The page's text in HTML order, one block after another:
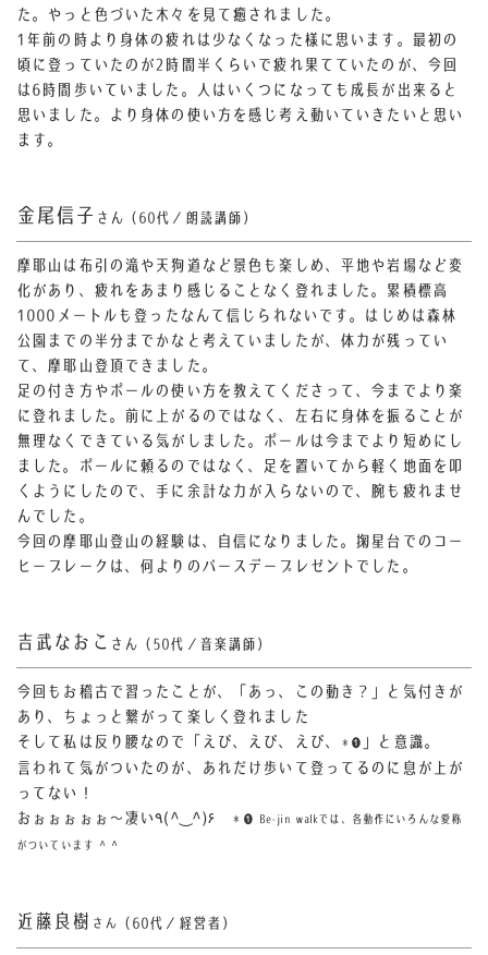
た。やっと色づいた木々を見て癒されました。
1年前の時より身体の疲れは少なくなった様に思います。 最初の
頃に登っていたのが2時間半くらいで疲れ果てていたのが、今回
は6時間歩いていました。
人はいくつになっても成長が出来ると
思いました。より身体の使い方を感じ考え動いていきたいと思い
ます。
金尾信子 さん（60代／朗読講師）
摩耶山は布引の滝や天狗道など景色も楽しめ、平地や岩場など変
化があり、疲れをあまり感じることなく登れました。累積標高
1000メートルも登ったなんて信じられないです。はじめは森林
公園までの半分までかなと考えていましたが、体力が残ってい
て、摩耶山登頂できました。
足の付き方やポールの使い方を教えてくださって、今までより楽
に登れました。前に上がるのではなく、左右に身体を振ることが
無理なくできている気がしました。ポールは今までより短めにし
ました。ポールに頼るのではなく、足を置いてから軽く地面を叩
くようにしたので、手に余計な力が入らないので、腕も疲れませ
んでした。
今回の摩耶山登山の経験は、自信になりました。掬星台でのコー
ヒーブレークは、何よりのバースデープレゼントでした。
吉武なおこ さん（50代／音楽講師）
今回もお稽古で習ったことが、「あっ、この動き？」と気付きが
あり、ちょっと繋がって楽しく登れました
そして私は反り腰なので「えび、えび、えび、
＊❶
」と意識。
言われて気がついたのが、あれだけ歩いて登ってるのに息が上が
ってない！
おぉぉぉぉぉ〜凄い٩(^‿^)۶
＊❶ Be-jin walkでは、各動作にいろんな愛称
がついています ^ ^
近藤良樹 さん （60代／経営者）